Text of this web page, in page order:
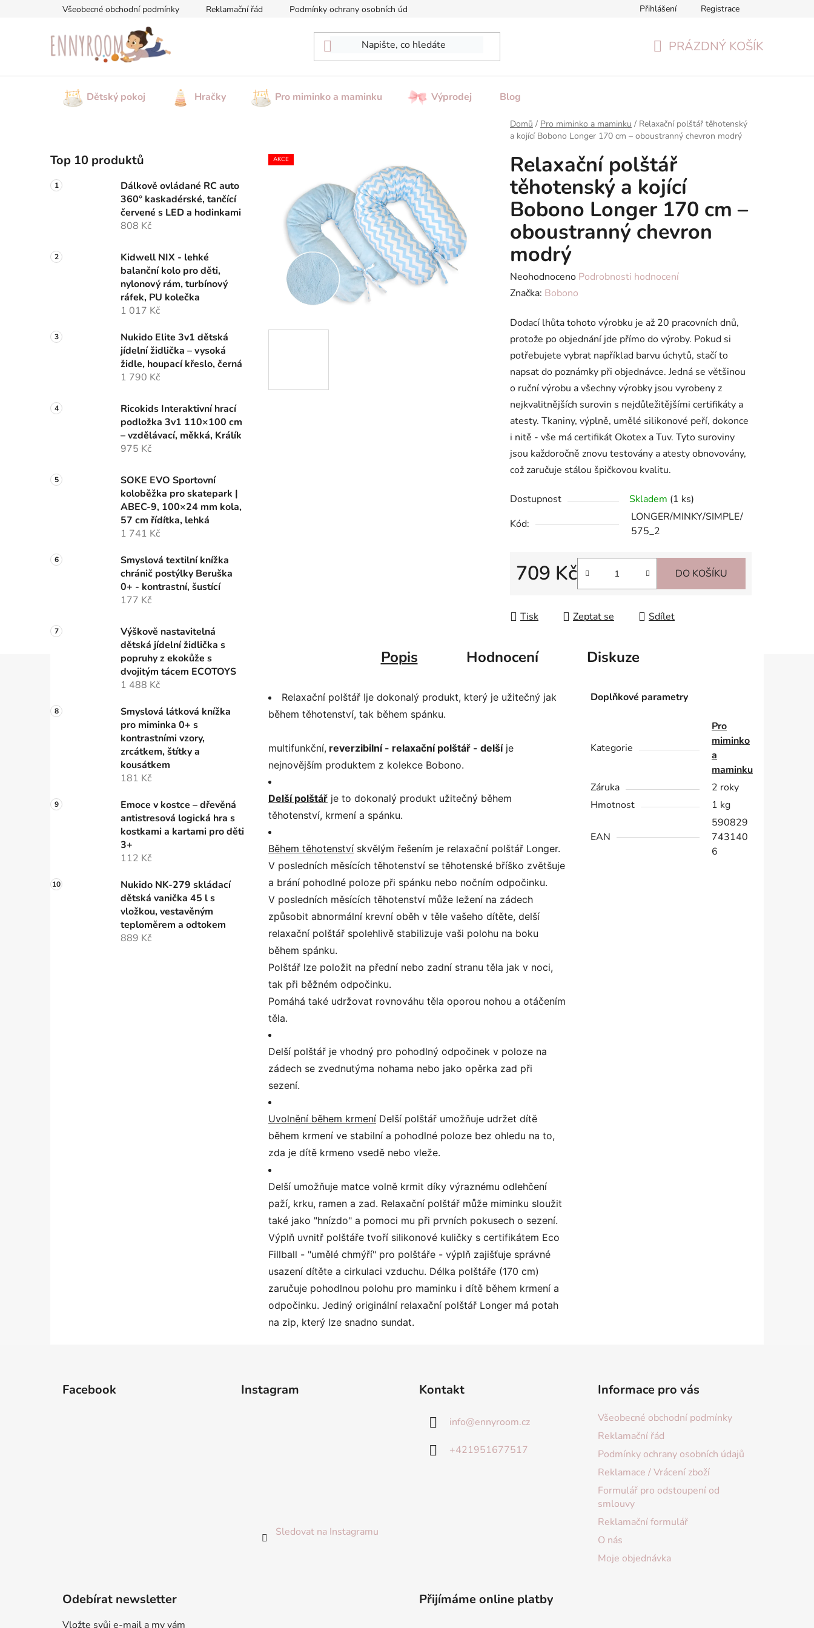
Všeobecné obchodní podmínky Reklamační řád Podmínky ochrany osobních údajů Formulář pro odstoupení od smlouvy Reklamační formulář
Přihlášení Registrace
PRÁZDNÝ KOŠÍK
Dětský pokoj Hračky Pro miminko a maminku Výprodej Blog
Domů / Pro miminko a maminku / Relaxační polštář těhotenský
a kojící Bobono Longer 170 cm – oboustranný chevron modrý
o
s
t
n
e
Top 10 produktů
Dálkově ovládané RC auto
360° kaskadérské, tančící
červené s LED a hodinkami
808 Kč
Kidwell NIX - lehké
balanční kolo pro děti,
nylonový rám, turbínový
ráfek, PU kolečka
1 017 Kč
Nukido Elite 3v1 dětská
jídelní židlička – vysoká
židle, houpací křeslo, černá
1 790 Kč
Ricokids Interaktivní hrací
podložka 3v1 110×100 cm
– vzdělávací, měkká, Králík
975 Kč
SOKE EVO Sportovní
koloběžka pro skatepark |
ABEC-9, 100×24 mm kola,
57 cm řídítka, lehká
1 741 Kč
Smyslová textilní knížka
chránič postýlky Beruška
0+ - kontrastní, šustící
177 Kč
Výškově nastavitelná
dětská jídelní židlička s
popruhy z ekokůže s
dvojitým tácem ECOTOYS
1 488 Kč
Smyslová látková knížka
pro miminka 0+ s
kontrastními vzory,
zrcátkem, štítky a
kousátkem
181 Kč
Emoce v kostce – dřevěná
antistresová logická hra s
kostkami a kartami pro děti
3+
112 Kč
Nukido NK-279 skládací
dětská vanička 45 l s
vložkou, vestavěným
teploměrem a odtokem
889 Kč
Relaxační polštář
těhotenský a kojící
Bobono Longer 170 cm –
oboustranný chevron
modrý
Průměrné
hodnocení
je
0,0
z
5
hvězdiček.
Neohodnoceno Podrobnosti hodnocení
Značka: Bobono
Dodací lhůta tohoto výrobku je až 20 pracovních dnů,
protože po objednání jde přímo do výroby. Pokud si
potřebujete vybrat například barvu úchytů, stačí to
napsat do poznámky při objednávce. Jedná se většinou
o ruční výrobu a všechny výrobky jsou vyrobeny z
nejkvalitnějších surovin s nejdůležitějšími certifikáty a
atesty. Tkaniny, výplně, umělé silikonové peří, dokonce
i nitě - vše má certifikát Okotex a Tuv. Tyto suroviny
jsou každoročně znovu testovány a atesty obnovovány,
což zaručuje stálou špičkovou kvalitu.
Dostupnost Skladem (1 ks)
Kód:
LONGER/MINKY/SIMPLE/
575_2
709 Kč DO KOŠÍKU
Tisk Zeptat se Sdílet
AKCE
Popis Hodnocení Diskuze
Relaxační polštář Ije dokonalý produkt, který je užitečný jak
během těhotenství, tak během spánku.
multifunkční, reverzibilní - relaxační polštář - delšíje
nejnovějším produktem z kolekce Bobono.
Delší polštář je to dokonalý produkt užitečný během
těhotenství, krmení a spánku.
Během těhotenství skvělým řešením je relaxační polštář Longer.
V posledních měsících těhotenství se těhotenské bříško zvětšuje
a brání pohodlné poloze při spánku nebo nočním odpočinku.
V posledních měsících těhotenství může ležení na zádech
způsobit abnormální krevní oběh v těle vašeho dítěte, delší
relaxační polštář spolehlivě stabilizuje vaši polohu na boku
během spánku.
Polštář lze položit na přední nebo zadní stranu těla jak v noci,
tak při běžném odpočinku.
Pomáhá také udržovat rovnováhu těla oporou nohou a otáčením
těla.
Delší polštář je vhodný pro pohodlný odpočinek v poloze na
zádech se zvednutýma nohama nebo jako opěrka zad při
sezení.
Uvolnění během krmení Delší polštář umožňuje udržet dítě
během krmení ve stabilní a pohodlné poloze bez ohledu na to,
zda je dítě krmeno vsedě nebo vleže.
Delší umožňuje matce volně krmit díky výraznému odlehčení
paží, krku, ramen a zad. Relaxační polštář může miminku sloužit
také jako "hnízdo" a pomoci mu při prvních pokusech o sezení.
Výplň uvnitř polštáře tvoří silikonové kuličky s certifikátem Eco
Fillball - "umělé chmýří" pro polštáře - výplň zajišťuje správné
usazení dítěte a cirkulaci vzduchu. Délka polštáře (170 cm)
zaručuje pohodlnou polohu pro maminku i dítě během krmení a
odpočinku. Jediný originální relaxační polštář Longer má potah
na zip, který lze snadno sundat.
Doplňkové parametry
Kategorie
Pro
miminko
a
maminku
Záruka
2 roky
Hmotnost
1 kg
EAN
590829
743140
6
Facebook Instagram
Sledovat na Instagramu
Kontakt
info@ennyroom.cz
+421951677517
Informace pro vás
Všeobecné obchodní podmínky
Reklamační řád
Podmínky ochrany osobních údajů
Reklamace / Vrácení zboží
Formulář pro odstoupení od
smlouvy
Reklamační formulář
O nás
Moje objednávka
Odebírat newsletter
Vložte svůj e-mail a my vám
Přijímáme online platby